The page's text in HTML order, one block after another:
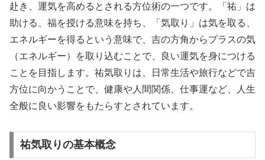
赴き、運気を高めるとされる方位術の一つです。「祐」は
助ける、福を授ける意味を持ち、「気取り」は気を取る、
エネルギーを得るという意味で、吉の方角からプラスの気
（エネルギー）を取り込むことで、良い運気を身につける
ことを目指します。祐気取りは、日常生活や旅行などで吉
方位に向かうことで、健康や人間関係、仕事運など、人生
全般に良い影響をもたらすとされています。
祐気取りの基本概念